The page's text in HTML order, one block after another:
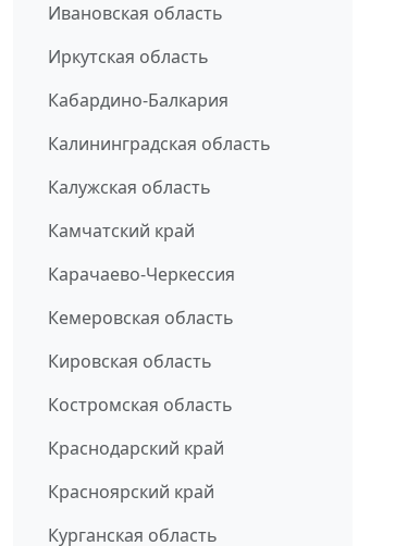
Ивановская область
Иркутская область
Кабардино-Балкария
Калининградская область
Калужская область
Камчатский край
Карачаево-Черкессия
Кемеровская область
Кировская область
Костромская область
Краснодарский край
Красноярский край
Курганская область